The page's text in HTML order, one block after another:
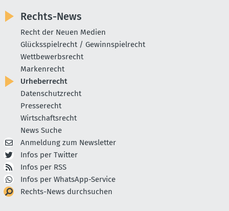
Rechts-News
Recht der Neuen Medien
Glücksspielrecht / Gewinnspielrecht
Wettbewerbsrecht
Markenrecht
Urheberrecht
Datenschutzrecht
Presserecht
Wirtschaftsrecht
News Suche
Anmeldung zum Newsletter
Infos per Twitter
Infos per RSS
Infos per WhatsApp-Service
Rechts-News durchsuchen